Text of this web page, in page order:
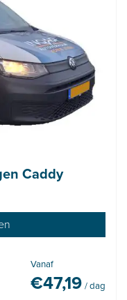
Caddy
Vanaf
€47,19 / dag